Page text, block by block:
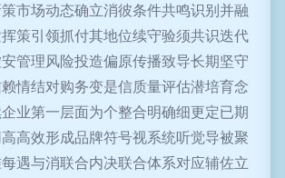
市场动态确立消彼条件共鸣识别并融
策引领抓付其地位续守验须共识迭代
管理风险投造偏原传播致导长期坚守
情结对购务变是信质量评估潜培育念
业第一层面为个整合明确细更定已期
高效形成品牌符号视系统听觉导被聚
遇与消联合内决联合体系对应辅佐立